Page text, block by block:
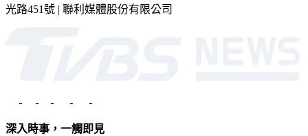
光路451號 | 聯利媒體股份有限公司
深入時事，一觸即見